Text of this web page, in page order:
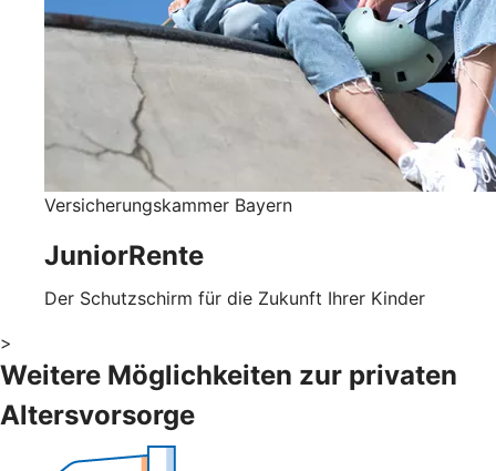
Versicherungskammer Bayern
JuniorRente
Der Schutzschirm für die Zukunft Ihrer Kinder
>
Weitere Möglichkeiten zur privaten
Altersvorsorge